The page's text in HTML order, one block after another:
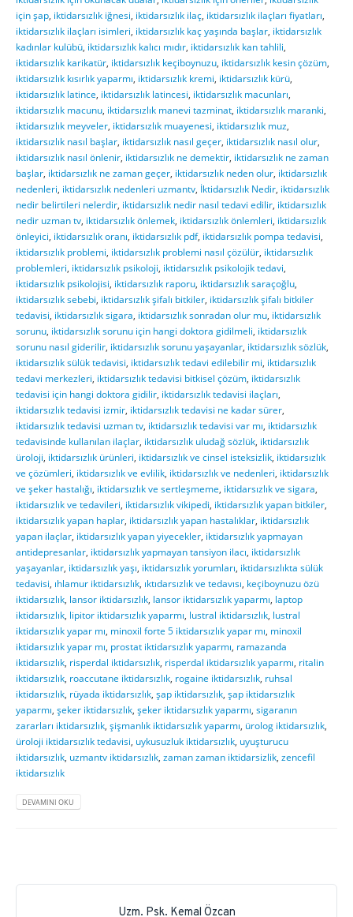
için şap, iktidarsızlık iğnesi, iktidarsızlık ilaç, iktidarsızlık ilaçları fiyatları,
iktidarsızlık ilaçları isimleri, iktidarsızlık kaç yaşında başlar, iktidarsızlık
kadınlar kulübü, iktidarsızlık kalıcı mıdır, iktidarsızlık kan tahlili,
iktidarsızlık karikatür, iktidarsızlık keçiboynuzu, iktidarsızlık kesin çözüm,
iktidarsızlık kısırlık yaparmı, iktidarsızlık kremi, iktidarsızlık kürü,
iktidarsızlık latince, iktidarsızlık latincesi, iktidarsızlık macunları,
iktidarsızlık macunu, iktidarsızlık manevi tazminat, iktidarsızlık maranki,
iktidarsızlık meyveler, iktidarsızlık muayenesi, iktidarsızlık muz,
iktidarsızlık nasıl başlar, iktidarsızlık nasıl geçer, iktidarsızlık nasıl olur,
iktidarsızlık nasıl önlenir, iktidarsızlık ne demektir, iktidarsızlık ne zaman
başlar, iktidarsızlık ne zaman geçer, iktidarsızlık neden olur, iktidarsızlık
nedenleri, iktidarsızlık nedenleri uzmantv, İktidarsızlık Nedir, iktidarsızlık
nedir belirtileri nelerdir, iktidarsızlık nedir nasıl tedavi edilir, iktidarsızlık
nedir uzman tv, iktidarsızlık önlemek, iktidarsızlık önlemleri, iktidarsızlık
önleyici, iktidarsızlık oranı, iktidarsızlık pdf, iktidarsızlık pompa tedavisi,
iktidarsızlık problemi, iktidarsızlık problemi nasıl çözülür, iktidarsızlık
problemleri, iktidarsızlık psikoloji, iktidarsızlık psikolojik tedavi,
iktidarsızlık psikolojisi, iktidarsızlık raporu, iktidarsızlık saraçoğlu,
iktidarsızlık sebebi, iktidarsızlık şifalı bitkiler, iktidarsızlık şifalı bitkiler
tedavisi, iktidarsızlık sigara, iktidarsızlık sonradan olur mu, iktidarsızlık
sorunu, iktidarsızlık sorunu için hangi doktora gidilmeli, iktidarsızlık
sorunu nasıl giderilir, iktidarsızlık sorunu yaşayanlar, iktidarsızlık sözlük,
iktidarsızlık sülük tedavisi, iktidarsızlık tedavi edilebilir mi, iktidarsızlık
tedavi merkezleri, iktidarsızlık tedavisi bitkisel çözüm, iktidarsızlık
tedavisi için hangi doktora gidilir, iktidarsızlık tedavisi ilaçları,
iktidarsızlık tedavisi izmir, iktidarsızlık tedavisi ne kadar sürer,
iktidarsızlık tedavisi uzman tv, iktidarsızlık tedavisi var mı, iktidarsızlık
tedavisinde kullanılan ilaçlar, iktidarsızlık uludağ sözlük, iktidarsızlık
üroloji, iktidarsızlık ürünleri, iktidarsızlık ve cinsel isteksizlik, iktidarsızlık
ve çözümleri, iktidarsızlık ve evlilik, iktidarsızlık ve nedenleri, iktidarsızlık
ve şeker hastalığı, iktidarsızlık ve sertleşmeme, iktidarsızlık ve sigara,
iktidarsızlık ve tedavileri, iktidarsızlık vikipedi, iktidarsızlık yapan bitkiler,
iktidarsızlık yapan haplar, iktidarsızlık yapan hastalıklar, iktidarsızlık
yapan ilaçlar, iktidarsızlık yapan yiyecekler, iktidarsızlık yapmayan
antidepresanlar, iktidarsızlık yapmayan tansiyon ilacı, iktidarsızlık
yaşayanlar, iktidarsızlık yaşı, iktidarsızlık yorumları, iktidarsızlıkta sülük
tedavisi, ıhlamur iktidarsızlık, ıktıdarsızlık ve tedavısı, keçiboynuzu özü
iktidarsızlık, lansor iktidarsızlık, lansor iktidarsızlık yaparmı, laptop
iktidarsızlık, lipitor iktidarsızlık yaparmı, lustral iktidarsızlık, lustral
iktidarsızlık yapar mı, minoxil forte 5 iktidarsızlık yapar mı, minoxil
iktidarsızlık yapar mı, prostat iktidarsızlık yaparmı, ramazanda
iktidarsızlık, risperdal iktidarsızlık, risperdal iktidarsızlık yaparmı, ritalin
iktidarsızlık, roaccutane iktidarsızlık, rogaine iktidarsızlık, ruhsal
iktidarsızlık, rüyada iktidarsızlık, şap iktidarsızlık, şap iktidarsızlık
yaparmı, şeker iktidarsızlık, şeker iktidarsızlık yaparmı, sigaranın
zararları iktidarsızlık, şişmanlık iktidarsızlık yaparmı, ürolog iktidarsızlık,
üroloji iktidarsızlık tedavisi, uykusuzluk iktidarsızlık, uyuşturucu
iktidarsızlık, uzmantv iktidarsızlık, zaman zaman iktidarsizlik, zencefil
iktidarsızlık
DEVAMINI OKU
Uzm. Psk. Kemal Özcan